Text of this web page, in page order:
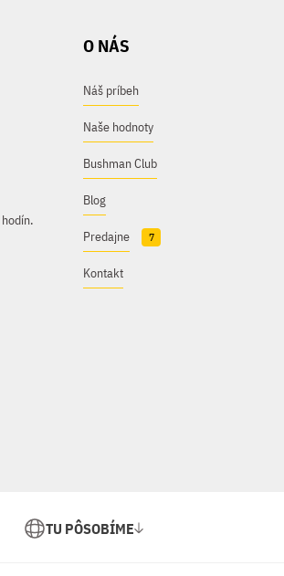
O NÁS
Náš príbeh
Naše hodnoty
Bushman Club
Blog
Predajne 7
Kontakt
TU PÔSOBÍME